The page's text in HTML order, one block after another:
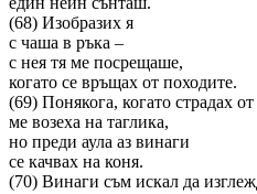
(68) Изобразих я
с чаша в ръка –
с нея тя ме посрещаше,
когато се връщах от походите.
(69) Понякога, когато страдах
ме возеха на таглика,
но преди аула аз винаги
се качвах на коня.
(70) Винаги съм искал да